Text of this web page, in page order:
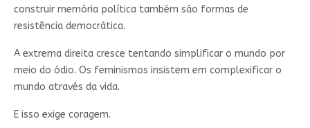
construir memória política também são formas de
resistência democrática.
A extrema direita cresce tentando simplificar o mundo por
meio do ódio. Os feminismos insistem em complexificar o
mundo através da vida.
E isso exige coragem.